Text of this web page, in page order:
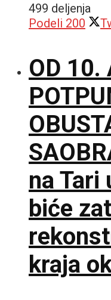
499 deljenja
Podeli 200
OD 10.
na Tari
biće
kraja